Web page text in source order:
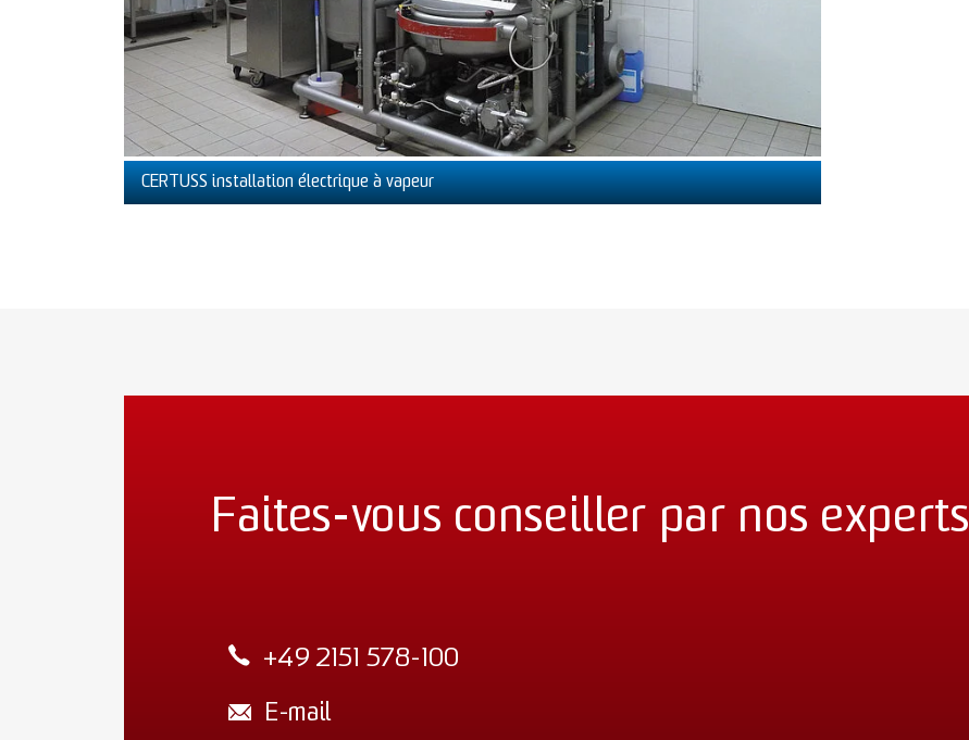
CERTUSS installation électrique à vapeur
Faites-vous conseiller par nos experts
+49 2151 578-100
E-mail